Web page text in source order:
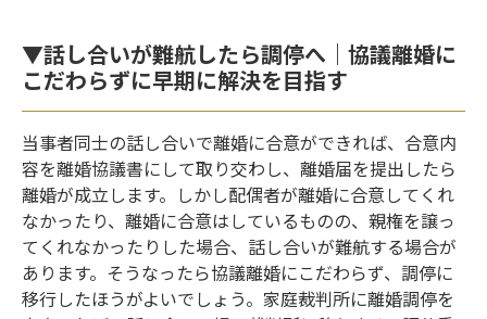
▼話し合いが難航したら調停へ｜協議離婚に
こだわらずに早期に解決を目指す
当事者同士の話し合いで離婚に合意ができれば、合意内
容を離婚協議書にして取り交わし、離婚届を提出したら
離婚が成立します。しかし配偶者が離婚に合意してくれ
なかったり、離婚に合意はしているものの、親権を譲っ
てくれなかったりした場合、話し合いが難航する場合が
あります。そうなったら協議離婚にこだわらず、調停に
移行したほうがよいでしょう。家庭裁判所に離婚調停を